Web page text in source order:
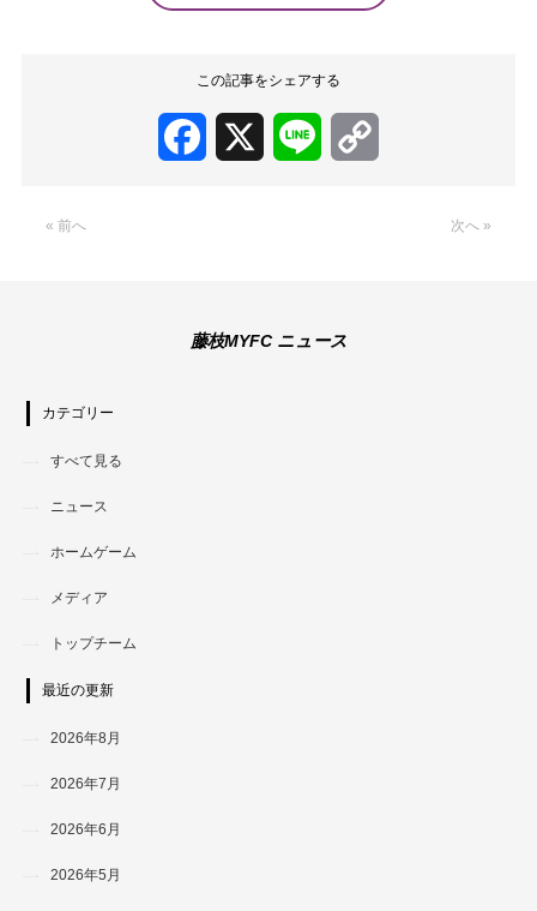
この記事をシェアする
Facebook Line
« 前へ 次へ »
藤枝MYFC ニュース
カテゴリー
すべて見る
ニュース
ホームゲーム
メディア
トップチーム
最近の更新
2026年8月
2026年7月
2026年6月
2026年5月